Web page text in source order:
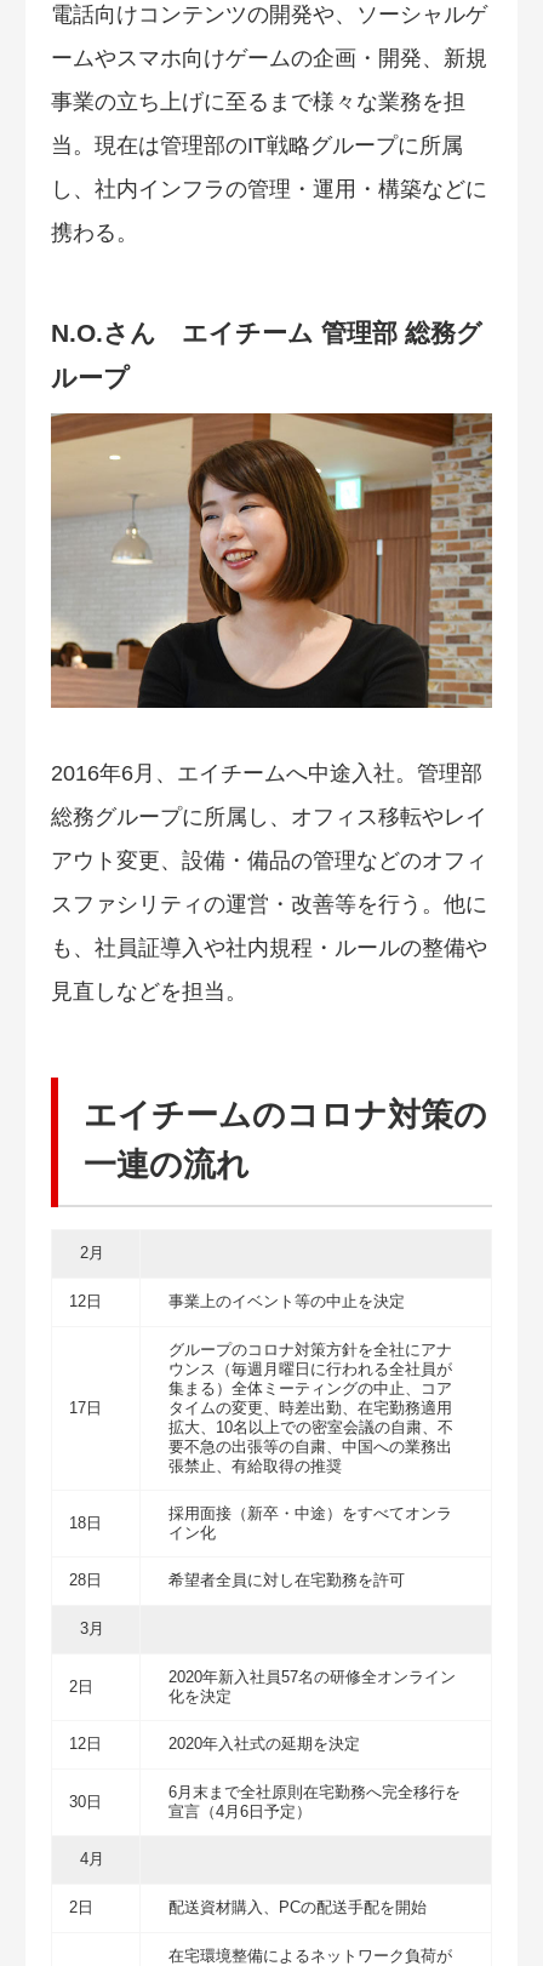
電話向けコンテンツの開発や、ソーシャルゲ
ームやスマホ向けゲームの企画・開発、新規
事業の立ち上げに至るまで様々な業務を担
当。現在は管理部のIT戦略グループに所属
し、社内インフラの管理・運用・構築などに
携わる。
N.O.さん エイチーム 管理部 総務グ
ループ
2016年6月、エイチームへ中途入社。管理部
総務グループに所属し、オフィス移転やレイ
アウト変更、設備・備品の管理などのオフィ
スファシリティの運営・改善等を行う。他に
も、社員証導入や社内規程・ルールの整備や
見直しなどを担当。
エイチームのコロナ対策の
一連の流れ
2月
12日 事業上のイベント等の中止を決定
17日
グループのコロナ対策方針を全社にアナ
ウンス（毎週月曜日に行われる全社員が
集まる）全体ミーティングの中止、コア
タイムの変更、時差出勤、在宅勤務適用
拡大、10名以上での密室会議の自粛、不
要不急の出張等の自粛、中国への業務出
張禁止、有給取得の推奨
18日
採用面接（新卒・中途）をすべてオンラ
イン化
28日 希望者全員に対し在宅勤務を許可
3月
2日
2020年新入社員57名の研修全オンライン
化を決定
12日 2020年入社式の延期を決定
30日
6月末まで全社原則在宅勤務へ完全移行を
宣言（4月6日予定）
4月
2日 配送資材購入、PCの配送手配を開始
在宅環境整備によるネットワーク負荷が